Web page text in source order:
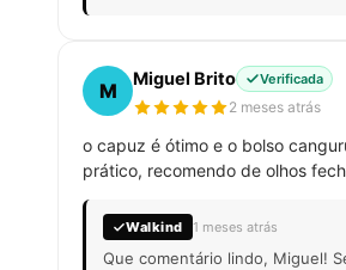
M
Miguel Brito Verificada
2 meses atrás
o capuz é ótimo e o bolso
prático, recomendo de olhos
Walkind 1 meses atrás
Que comentário lindo, Miguel!